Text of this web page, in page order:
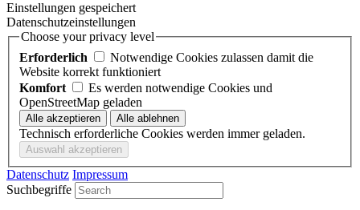
Einstellungen gespeichert
Datenschutzeinstellungen
Choose your privacy level
Erforderlich
Notwendige Cookies zulassen damit die
Website korrekt funktioniert
Komfort
Es werden notwendige Cookies und
OpenStreetMap geladen
Technisch erforderliche Cookies werden immer geladen.
Datenschutz Impressum
Suchbegriffe